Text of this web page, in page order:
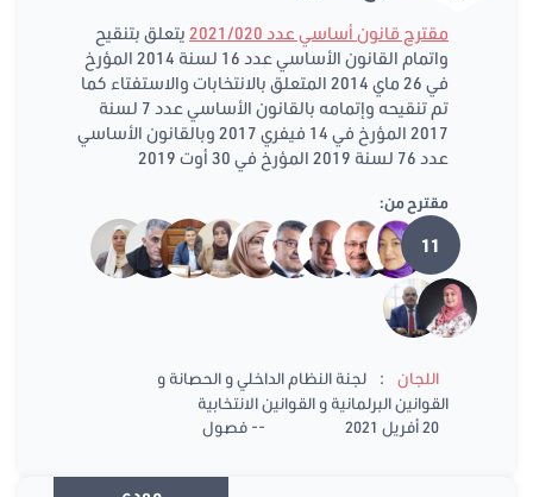
مقترح قانون أساسي عدد 2021/020
يتعلق بتنقيح
واتمام القانون الأساسي عدد 16 لسنة 2014 المؤرخ
في 26 ماي 2014 المتعلق بالانتخابات والاستفتاء كما
تم تنقيحه وإتمامه بالقانون الأساسي عدد 7 لسنة
2017 المؤرخ في 14 فيفري 2017 وبالقانون الأساسي
عدد 76 لسنة 2019 المؤرخ في 30 أوت 2019
مقترح من:
11
اللجان :
لجنة النظام الداخلي و الحصانة و
القوانين البرلمانية و القوانين الانتخابية
20 أفريل 2021
-- فصول